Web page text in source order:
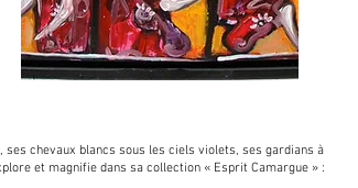
chevaux blancs sous les ciels violets, ses gardians à
et magnifie dans sa collection « Esprit Camargue » :